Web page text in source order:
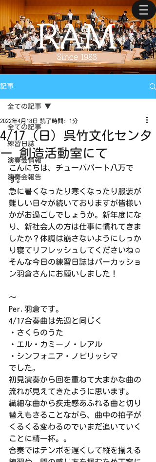
記事
全ての記事
練習日誌
演奏会情報
演奏会報告
全ての記事
4/17 (日) 呉竹文化センタ
ー 創造活動室にて
2022年4月18日 読了時間: 1分
こんにちは、チューバパート八万で
す。
急に暑くなったり寒くなったり服装が
難しい日々が続いておりますが皆様い
かがお過ごしでしょうか。新年度にな
り、新社会人の方は仕事に慣れてきま
したか？体調は崩さないようにしっか
り寝てリフレッシュしてくださいね☺️
そんな今日の練習日誌はパーカッショ
ン羽倉さんにお願いしました！
〜
Per.羽倉です。
4/17合奏曲は先週と同じく
・さくらのうた
・エル・カミーノ・レアル
・シンフォニア・ノビリッシマ
でした。
初見演奏から回を重ねて大まかな曲の
流れが見えてきたように思います。
繊細な曲から疾走感あふれる曲と切り
替えもさることながら、曲中の拍子が
くるくる変わるのでいまだ追いていく
ことに精一杯。。
合奏ではテンポを遅くして縦を揃える